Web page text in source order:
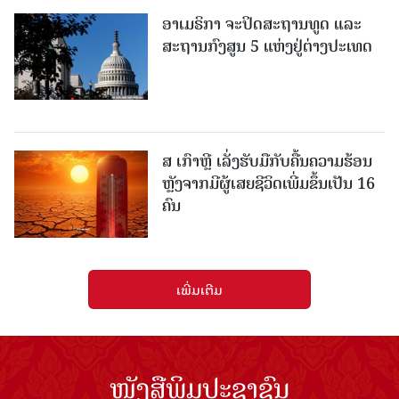
ອາເມຣິກາ ຈະປິດສະຖານທູດ ແ​ລະ
ສະຖານກົງສູນ 5 ແຫ່ງ​ຢູ່​ຕ່າງ​ປະ​ເທດ
ສ ເກົາຫຼີ ເລັ່ງຮັບມືກັບຄື້ນຄວາມຮ້ອນ
ຫຼັງຈາກມີຜູ້ເສຍຊີວິດເພີ່ມຂຶ້ນເປັນ 16
ຄົນ
ເພີ່ມເຕີມ
ໜັງສືພິມປະຊາຊົນ